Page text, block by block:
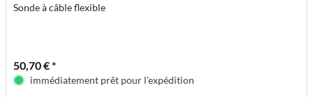
Sonde à câble flexible
50,70 € *
immédiatement prêt pour l'expédition